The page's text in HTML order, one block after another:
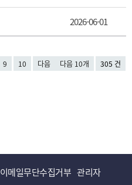
2026-06-01
9 10 다음 다음 10개 305 건
이메일무단수집거부 관리자